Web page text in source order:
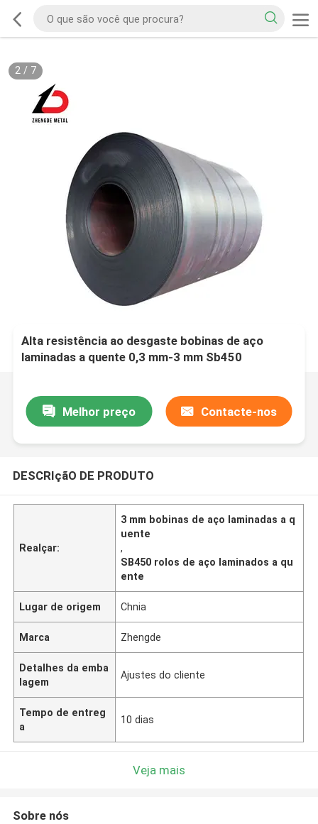
2/ 7
Alta resistência ao desgaste bobinas de aço
laminadas a quente 0,3 mm-3 mm Sb450
Melhor preço Contacte-nos
DESCRIçãO DE PRODUTO
Realçar:
3 mm bobinas de aço laminadas a q
uente
,
SB450 rolos de aço laminados a qu
ente
Lugar de origem Chnia
Marca Zhengde
Detalhes da emba
lagem
Ajustes do cliente
Tempo de entreg
a
10 dias
Veja mais
Sobre nós